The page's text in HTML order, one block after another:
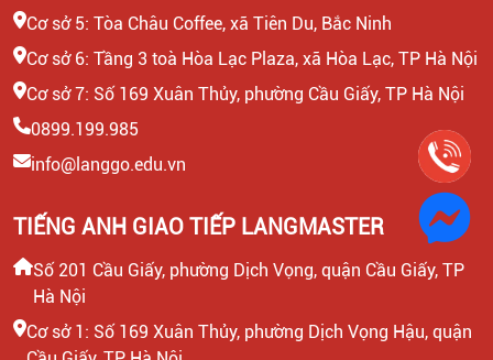
Cơ sở 5: Tòa Châu Coffee, xã Tiên Du, Bắc Ninh
Cơ sở 6: Tầng 3 toà Hòa Lạc Plaza, xã Hòa Lạc, TP Hà Nội
Cơ sở 7: Số 169 Xuân Thủy, phường Cầu Giấy, TP Hà Nội
0899.199.985
info@langgo.edu.vn
TIẾNG ANH GIAO TIẾP LANGMASTER
Số 201 Cầu Giấy, phường Dịch Vọng, quận Cầu Giấy, TP
Hà Nội
Cơ sở 1: Số 169 Xuân Thủy, phường Dịch Vọng Hậu, quận